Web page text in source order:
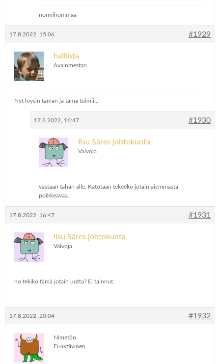
normihommaa
17.8.2022, 15:06 #1929
hallinta
Avainmestari
Nyt löysin tämän ja tämä toimii…
17.8.2022, 16:47 #1930
Ilsu Säres johtokunta
Valvoja
vastaan tähän alle. Katotaan tekeekö jotain aiemmasta
poikkeavaa.
17.8.2022, 16:47 #1931
Ilsu Säres johtokunta
Valvoja
no tekikö tämä jotain uutta? Ei tainnut.
17.8.2022, 20:04 #1932
Nimetön
Ei-aktiivinen